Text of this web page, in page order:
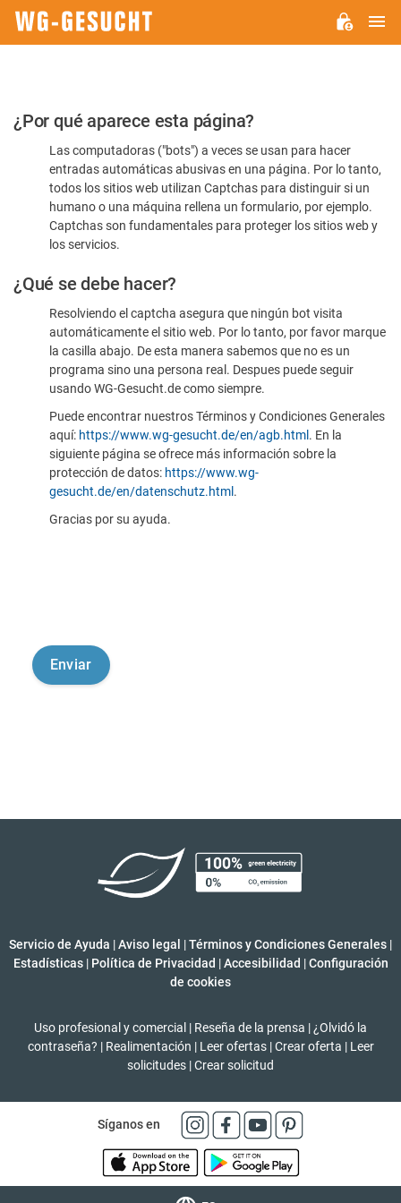
Por
favor,
confirme
humano
¿Por qué aparece esta página?
Las computadoras ("bots") a veces se usan para hacer
entradas automáticas abusivas en una página. Por lo tanto,
todos los sitios web utilizan Captchas para distinguir si un
humano o una máquina rellena un formulario, por ejemplo.
Captchas son fundamentales para proteger los sitios web y
los servicios.
¿Qué se debe hacer?
Resolviendo el captcha asegura que ningún bot visita
automáticamente el sitio web. Por lo tanto, por favor marque
la casilla abajo. De esta manera sabemos que no es un
programa sino una persona real. Despues puede seguir
usando WG-Gesucht.de como siempre.
Puede encontrar nuestros Términos y Condiciones Generales
aquí: https://www.wg-gesucht.de/en/agb.html . En la
siguiente página se ofrece más información sobre la
protección de datos: https://www.wg-
gesucht.de/en/datenschutz.html .
Gracias por su ayuda.
Servicio de Ayuda |Aviso legal |Términos y Condiciones Generales |
Estadísticas | Política de Privacidad | Accesibilidad | Configuración
de cookies
Uso profesional y comercial | Reseña de la prensa | ¿Olvidó la
contraseña? | Realimentación | Leer ofertas | Crear oferta | Leer
solicitudes |Crear solicitud
Síganos en